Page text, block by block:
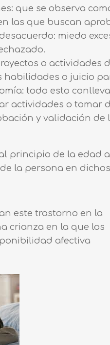
que se observa
las que buscan
miedo
o actividades
habilidades o juicio
todo esto
actividades o tomar
y validación
principio de la edad
la persona en
este trastorno en la
crianza en la que los
afectiva